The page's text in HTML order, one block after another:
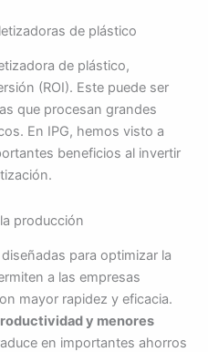
de plástico
de plástico,
(ROI). Este puede ser
que procesan grandes
En IPG, hemos visto a
beneficios al invertir
producción
para optimizar la
a las empresas
mayor rapidez y eficacia.
y menores
en importantes ahorros